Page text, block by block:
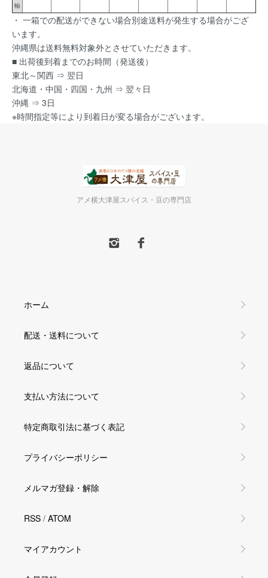
輸
・ 一箱での配送ができない場合別途送料が発生する場合がござ
います。
沖縄県は送料無料対象外とさせていただきます。
■ 出荷後到着までのお時間（発送後）
東北～関西 ⇒ 翌日
北海道・中国・四国・九州 ⇒ 翌々日
沖縄 ⇒ 3日
※時間指定等により到着日が変る場合がございます。
アメ横大津屋スパイス・豆の専門店
ホーム
配送・送料について
返品について
支払い方法について
特定商取引法に基づく表記
プライバシーポリシー
メルマガ登録・解除
RSS / ATOM
マイアカウント